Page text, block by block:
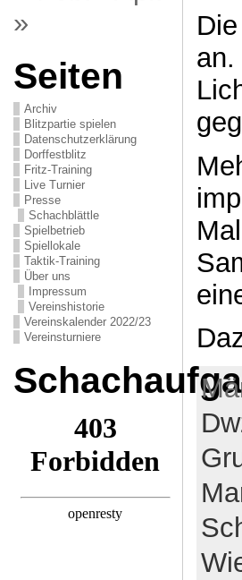
»
Seiten
Archiv
Blitzpartie spielen
Datenschutzerklärung
Dorffestblitz
Fritz-Training
Live Turnier
Presse
Schachblättle
Spielbetrieb
Spiellokale
Taktik-Training
Über uns
Impressum
Vereinshistorie
Vereinskalender 2022/23
Vereinsturniere
an.